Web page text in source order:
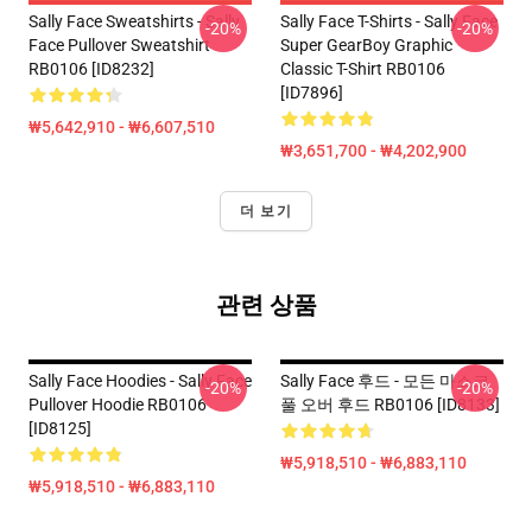
Sally Face Sweatshirts - Sally
Face Pullover Sweatshirt
RB0106 [ID8232]
₩5,642,910 - ₩6,607,510
-20%
Sally Face T-Shirts - Sally Face
Super GearBoy Graphic
Classic T-Shirt RB0106
[ID7896]
₩3,651,700 - ₩4,202,900
-20%
더 보기
관련 상품
Sally Face Hoodies - Sally Face
Pullover Hoodie RB0106
[ID8125]
₩5,918,510 - ₩6,883,110
-20%
Sally Face 후드 - 모든 마스크
풀 오버 후드 RB0106 [ID8133]
₩5,918,510 - ₩6,883,110
-20%